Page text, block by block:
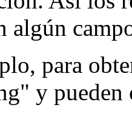
algún
para
y